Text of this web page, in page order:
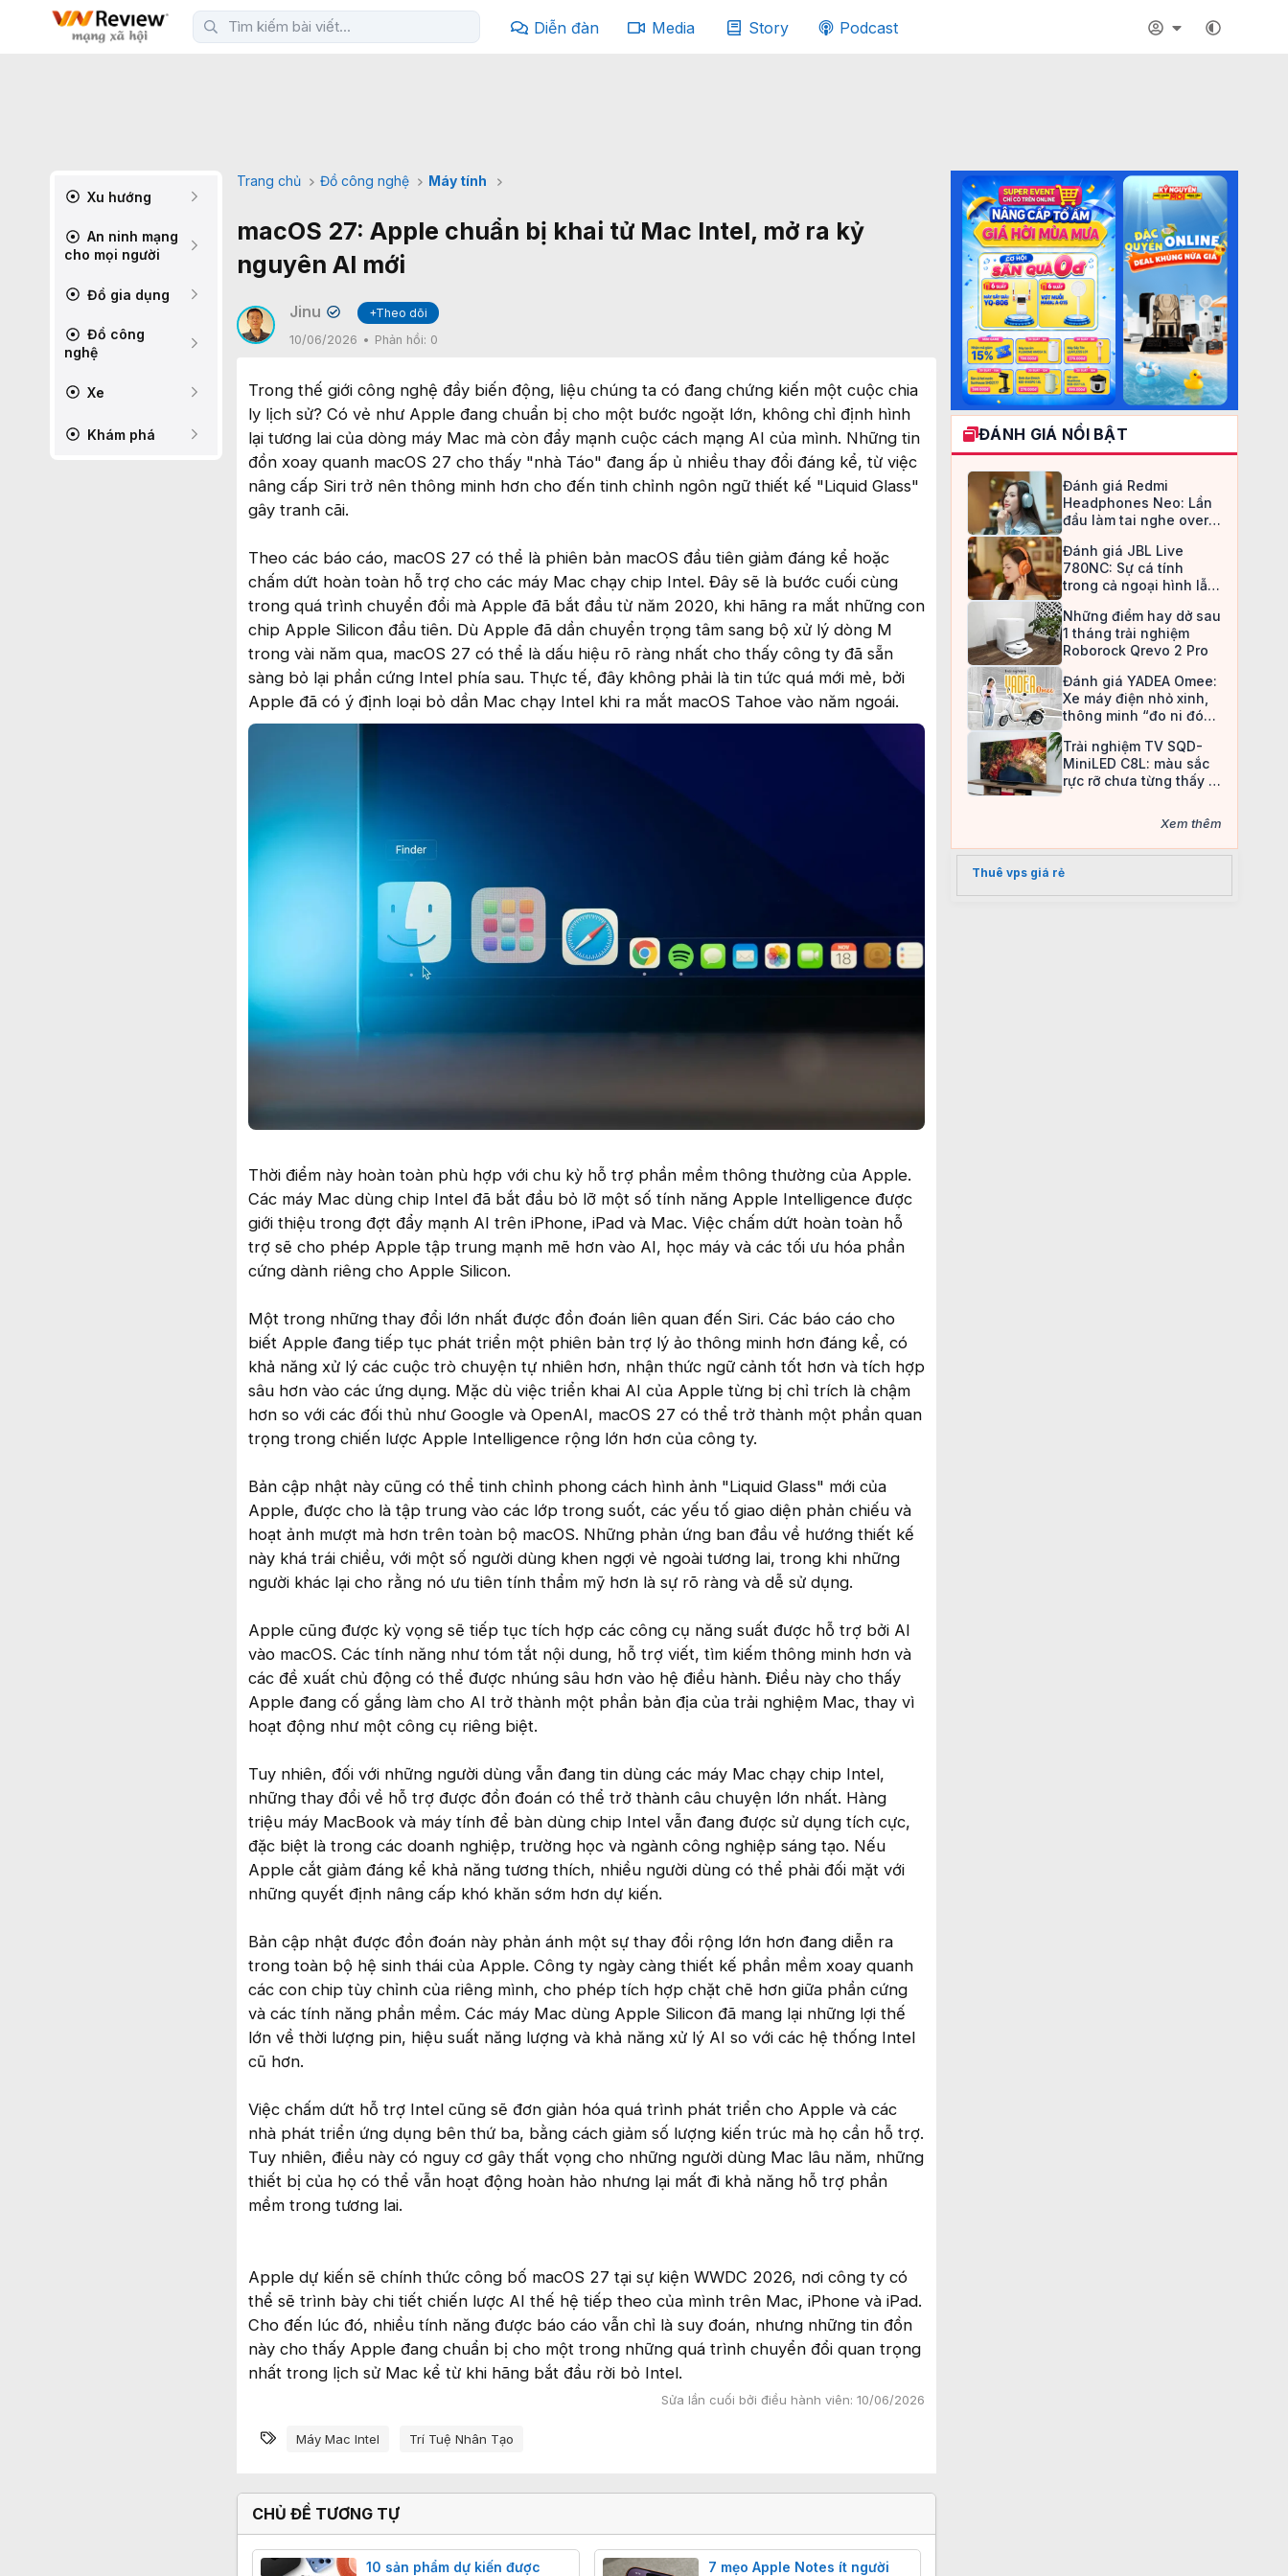
Diễn đàn Media Story Podcast
Xu hướng
An ninh mạng
cho mọi người
Đồ gia dụng
Đồ công
nghệ
Xe
Khám phá
Trang chủ Đồ công nghệ Máy tính
macOS 27: Apple chuẩn bị khai tử Mac Intel, mở ra kỷ
nguyên AI mới
Jinu ✔
+Theo dõi
10/06/2026
Phản hồi: 0
Trong thế giới công nghệ đầy biến động, liệu chúng ta có đang chứng kiến một cuộc chia
ly lịch sử? Có vẻ như Apple đang chuẩn bị cho một bước ngoặt lớn, không chỉ định hình
lại tương lai của dòng máy Mac mà còn đẩy mạnh cuộc cách mạng AI của mình. Những tin
đồn xoay quanh macOS 27 cho thấy "nhà Táo" đang ấp ủ nhiều thay đổi đáng kể, từ việc
nâng cấp Siri trở nên thông minh hơn cho đến tinh chỉnh ngôn ngữ thiết kế "Liquid Glass"
gây tranh cãi.
Theo các báo cáo, macOS 27 có thể là phiên bản macOS đầu tiên giảm đáng kể hoặc
chấm dứt hoàn toàn hỗ trợ cho các máy Mac chạy chip Intel. Đây sẽ là bước cuối cùng
trong quá trình chuyển đổi mà Apple đã bắt đầu từ năm 2020, khi hãng ra mắt những con
chip Apple Silicon đầu tiên. Dù Apple đã dần chuyển trọng tâm sang bộ xử lý dòng M
trong vài năm qua, macOS 27 có thể là dấu hiệu rõ ràng nhất cho thấy công ty đã sẵn
sàng bỏ lại phần cứng Intel phía sau. Thực tế, đây không phải là tin tức quá mới mẻ, bởi
Apple đã có ý định loại bỏ dần Mac chạy Intel khi ra mắt macOS Tahoe vào năm ngoái.
Thời điểm này hoàn toàn phù hợp với chu kỳ hỗ trợ phần mềm thông thường của Apple.
Các máy Mac dùng chip Intel đã bắt đầu bỏ lỡ một số tính năng Apple Intelligence được
giới thiệu trong đợt đẩy mạnh AI trên iPhone, iPad và Mac. Việc chấm dứt hoàn toàn hỗ
trợ sẽ cho phép Apple tập trung mạnh mẽ hơn vào AI, học máy và các tối ưu hóa phần
cứng dành riêng cho Apple Silicon.
Một trong những thay đổi lớn nhất được đồn đoán liên quan đến Siri. Các báo cáo cho
biết Apple đang tiếp tục phát triển một phiên bản trợ lý ảo thông minh hơn đáng kể, có
khả năng xử lý các cuộc trò chuyện tự nhiên hơn, nhận thức ngữ cảnh tốt hơn và tích hợp
sâu hơn vào các ứng dụng. Mặc dù việc triển khai AI của Apple từng bị chỉ trích là chậm
hơn so với các đối thủ như Google và OpenAI, macOS 27 có thể trở thành một phần quan
trọng trong chiến lược Apple Intelligence rộng lớn hơn của công ty.
Bản cập nhật này cũng có thể tinh chỉnh phong cách hình ảnh "Liquid Glass" mới của
Apple, được cho là tập trung vào các lớp trong suốt, các yếu tố giao diện phản chiếu và
hoạt ảnh mượt mà hơn trên toàn bộ macOS. Những phản ứng ban đầu về hướng thiết kế
này khá trái chiều, với một số người dùng khen ngợi vẻ ngoài tương lai, trong khi những
người khác lại cho rằng nó ưu tiên tính thẩm mỹ hơn là sự rõ ràng và dễ sử dụng.
Apple cũng được kỳ vọng sẽ tiếp tục tích hợp các công cụ năng suất được hỗ trợ bởi AI
vào macOS. Các tính năng như tóm tắt nội dung, hỗ trợ viết, tìm kiếm thông minh hơn và
các đề xuất chủ động có thể được nhúng sâu hơn vào hệ điều hành. Điều này cho thấy
Apple đang cố gắng làm cho AI trở thành một phần bản địa của trải nghiệm Mac, thay vì
hoạt động như một công cụ riêng biệt.
Tuy nhiên, đối với những người dùng vẫn đang tin dùng các máy Mac chạy chip Intel,
những thay đổi về hỗ trợ được đồn đoán có thể trở thành câu chuyện lớn nhất. Hàng
triệu máy MacBook và máy tính để bàn dùng chip Intel vẫn đang được sử dụng tích cực,
đặc biệt là trong các doanh nghiệp, trường học và ngành công nghiệp sáng tạo. Nếu
Apple cắt giảm đáng kể khả năng tương thích, nhiều người dùng có thể phải đối mặt với
những quyết định nâng cấp khó khăn sớm hơn dự kiến.
Bản cập nhật được đồn đoán này phản ánh một sự thay đổi rộng lớn hơn đang diễn ra
trong toàn bộ hệ sinh thái của Apple. Công ty ngày càng thiết kế phần mềm xoay quanh
các con chip tùy chỉnh của riêng mình, cho phép tích hợp chặt chẽ hơn giữa phần cứng
và các tính năng phần mềm. Các máy Mac dùng Apple Silicon đã mang lại những lợi thế
lớn về thời lượng pin, hiệu suất năng lượng và khả năng xử lý AI so với các hệ thống Intel
cũ hơn.
Việc chấm dứt hỗ trợ Intel cũng sẽ đơn giản hóa quá trình phát triển cho Apple và các
nhà phát triển ứng dụng bên thứ ba, bằng cách giảm số lượng kiến trúc mà họ cần hỗ trợ.
Tuy nhiên, điều này có nguy cơ gây thất vọng cho những người dùng Mac lâu năm, những
thiết bị của họ có thể vẫn hoạt động hoàn hảo nhưng lại mất đi khả năng hỗ trợ phần
mềm trong tương lai.
Apple dự kiến sẽ chính thức công bố macOS 27 tại sự kiện WWDC 2026, nơi công ty có
thể sẽ trình bày chi tiết chiến lược AI thế hệ tiếp theo của mình trên Mac, iPhone và iPad.
Cho đến lúc đó, nhiều tính năng được báo cáo vẫn chỉ là suy đoán, nhưng những tin đồn
này cho thấy Apple đang chuẩn bị cho một trong những quá trình chuyển đổi quan trọng
nhất trong lịch sử Mac kể từ khi hãng bắt đầu rời bỏ Intel.
Sửa lần cuối bởi điều hành viên: 10/06/2026
Từ khóa
Máy Mac Intel Trí Tuệ Nhân Tạo
CHỦ ĐỀ TƯƠNG TỰ
10 sản phẩm dự kiến được
7 mẹo Apple Notes ít người
ĐÁNH GIÁ NỔI BẬT
Đánh giá Redmi
Headphones Neo: Lần
đầu làm tai nghe over-
an toàn
Đánh giá JBL Live
780NC: Sự cá tính
trong cả ngoại hình lẫn
Những điểm hay dở sau
1 tháng trải nghiệm
Roborock Qrevo 2 Pro
Đánh giá YADEA Omee:
Xe máy điện nhỏ xinh,
thông minh “đo ni đóng
Trải nghiệm TV SQD-
MiniLED C8L: màu sắc
rực rỡ chưa từng thấy ở
Xem thêm
Thuê vps giá rẻ